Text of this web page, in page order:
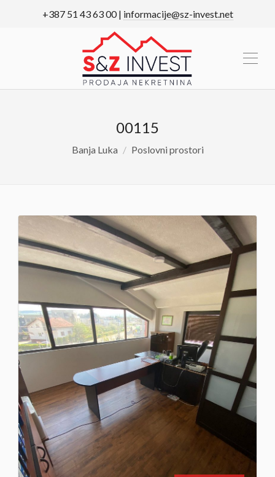
+387 51 43 63 00 | informacije@sz-invest.net
00115
Banja Luka Poslovni prostori